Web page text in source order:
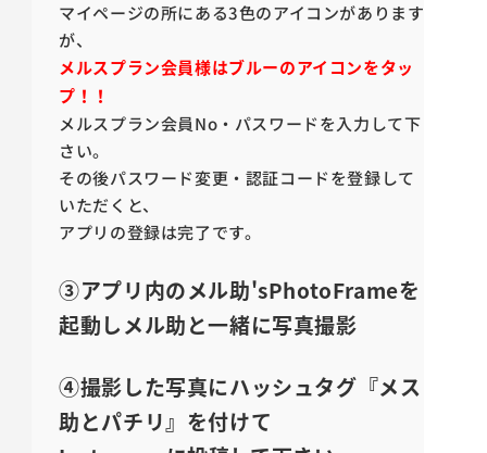
マイページの所にある3色のアイコンがあります
が、
メルスプラン会員様はブルーのアイコンをタッ
プ！！
メルスプラン会員No・パスワードを入力して下
さい。
その後パスワード変更・認証コードを登録して
いただくと、
アプリの登録は完了です。
③アプリ内のメル助'sPhotoFrameを
起動しメル助と一緒に写真撮影
④撮影した写真にハッシュタグ『メス
助とパチリ』を付けて